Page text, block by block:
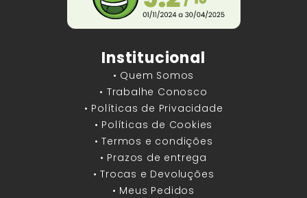
Institucional
• Quem Somos
• Trabalhe Conosco
• Políticas de Privacidade
• Políticas de Cookies
• Termos e condições
• Prazos de entrega
• Trocas e Devoluções
• Meus Pedidos